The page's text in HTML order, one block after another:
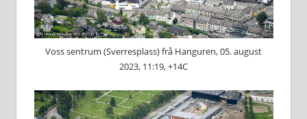
Voss sentrum (Sverresplass) frå Hanguren, 05. august
2023, 11:19, +14C